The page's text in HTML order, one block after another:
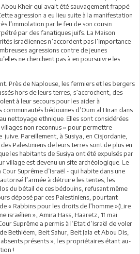
Kheir qui avait été sauvagement frappé
agression a eu lieu suite à la manifestation
l’immolation par le feu de son cousin
par des fanatiques juifs. La Maison
israéliennes n’accordent pas l’importance
agressions contre de jeunes
ne cherchent pas à en poursuivre les
Près de Naplouse, les fermiers et les bergers
hors de leurs terres, s’accrochent, des
à leur secours pour les aider à
communautés bédouines d’Oum al Hiran dans
nettoyage ethnique. Elles sont considérées
non reconnus » pour permettre
juive. Pareillement, à Susiya, en Cisjordanie,
Palestiniens de leurs terres sont de plus en
les habitants de Susiya ont été expulsés par
village est devenu un site archéologique. Le
Suprême d’Israël - qui habite dans une
l’armée à détruire les tentes, les
du bétail de ces bédouins, refusant même
déposé par ces Palestiniens, pourtant
« Rabbins pour les droits de l’homme »(Lire
israélien », Amira Hass, Haaretz, 11 mai
Suprême a permis à l’Etat d’Israël de voler
Bethléem, Beit Sahur, Beit Jala et Abou Dis,
présents », les propriétaires étant au-
!